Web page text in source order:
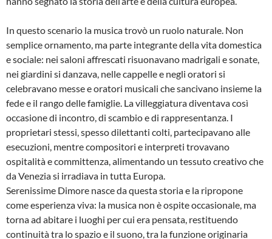
In questo scenario la musica trovò un ruolo naturale. Non
semplice ornamento, ma parte integrante della vita domestica
e sociale: nei saloni affrescati risuonavano madrigali e sonate,
nei giardini si danzava, nelle cappelle e negli oratori si
celebravano messe e oratori musicali che sancivano insieme la
fede e il rango delle famiglie. La villeggiatura diventava così
occasione di incontro, di scambio e di rappresentanza. I
proprietari stessi, spesso dilettanti colti, partecipavano alle
esecuzioni, mentre compositori e interpreti trovavano
ospitalità e committenza, alimentando un tessuto creativo che
da Venezia si irradiava in tutta Europa.
Serenissime Dimore nasce da questa storia e la ripropone
come esperienza viva: la musica non è ospite occasionale, ma
torna ad abitare i luoghi per cui era pensata, restituendo
continuità tra lo spazio e il suono, tra la funzione originaria